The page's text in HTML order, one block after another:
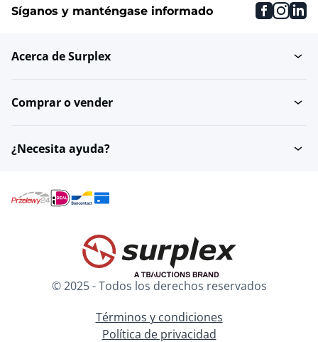
Ropa de trabajo unisex Ropa ciclista
Calzado para hombre
Ropa deportiva para
mujer
bañadores de hombre
Síganos y manténgase informado
Acerca de Surplex
Comprar o vender
¿Necesita ayuda?
© 2025 - Todos los derechos reservados
Términos y condiciones
Política de privacidad